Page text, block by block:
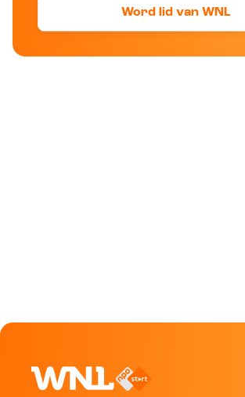
Word lid van WNL